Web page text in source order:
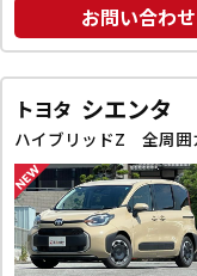
お問い合わせ
トヨタ シエンタ